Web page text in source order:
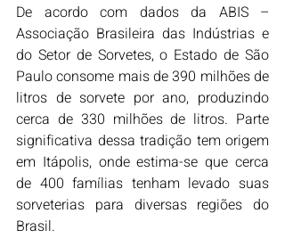
De acordo com dados da ABIS –
Associação Brasileira das Indústrias e
do Setor de Sorvetes, o Estado de São
Paulo consome mais de 390 milhões de
litros de sorvete por ano, produzindo
cerca de 330 milhões de litros. Parte
significativa dessa tradição tem origem
em Itápolis, onde estima-se que cerca
de 400 famílias tenham levado suas
sorveterias para diversas regiões do
Brasil.